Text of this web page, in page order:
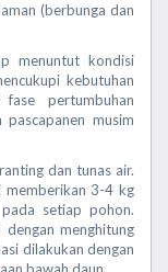
(berbunga dan
menuntut kondisi
kebutuhan
pertumbuhan
musim
dan tunas air.
memberikan 3-4 kg
setiap pohon.
menghitung
dilakukan dengan